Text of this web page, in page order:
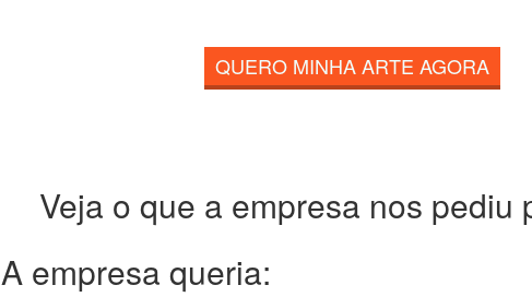
QUERO MINHA ARTE AGORA
Veja o que a empresa nos pediu
A empresa queria: